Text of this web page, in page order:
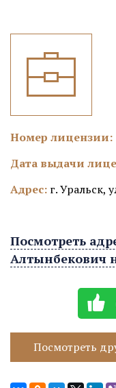
Номер лицензии:
Дата выдачи
Адрес: г. Уральск,
Посмотреть
Алтынбекович
Посмотреть